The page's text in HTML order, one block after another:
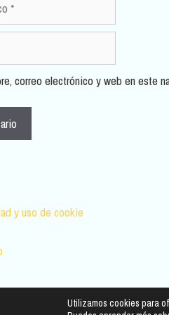
correo electrónico y web en este
y uso de cookie
Utilizamos cookies para